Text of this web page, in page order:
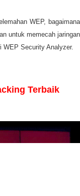
WEP, bagaimana
untuk memecah jaringan
WEP Security Analyzer.
Terbaik